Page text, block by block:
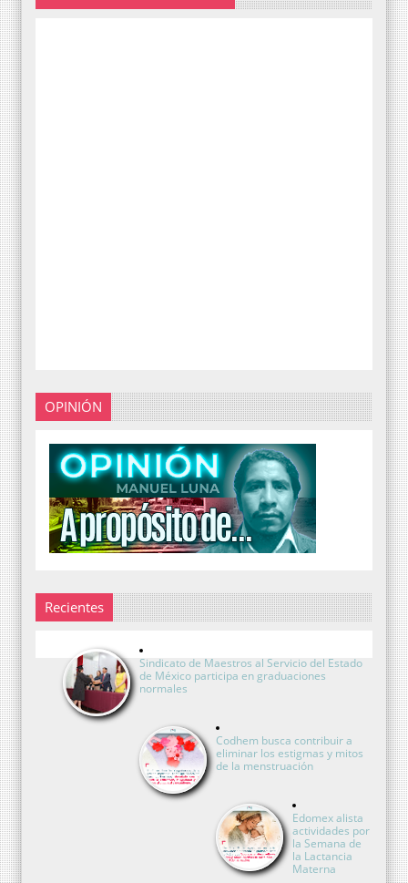
OPINIÓN
Recientes
Sindicato de Maestros al Servicio del Estado
de México participa en graduaciones
normales
Codhem busca contribuir a
eliminar los estigmas y mitos
de la menstruación
Edomex alista
actividades por
la Semana de
la Lactancia
Materna